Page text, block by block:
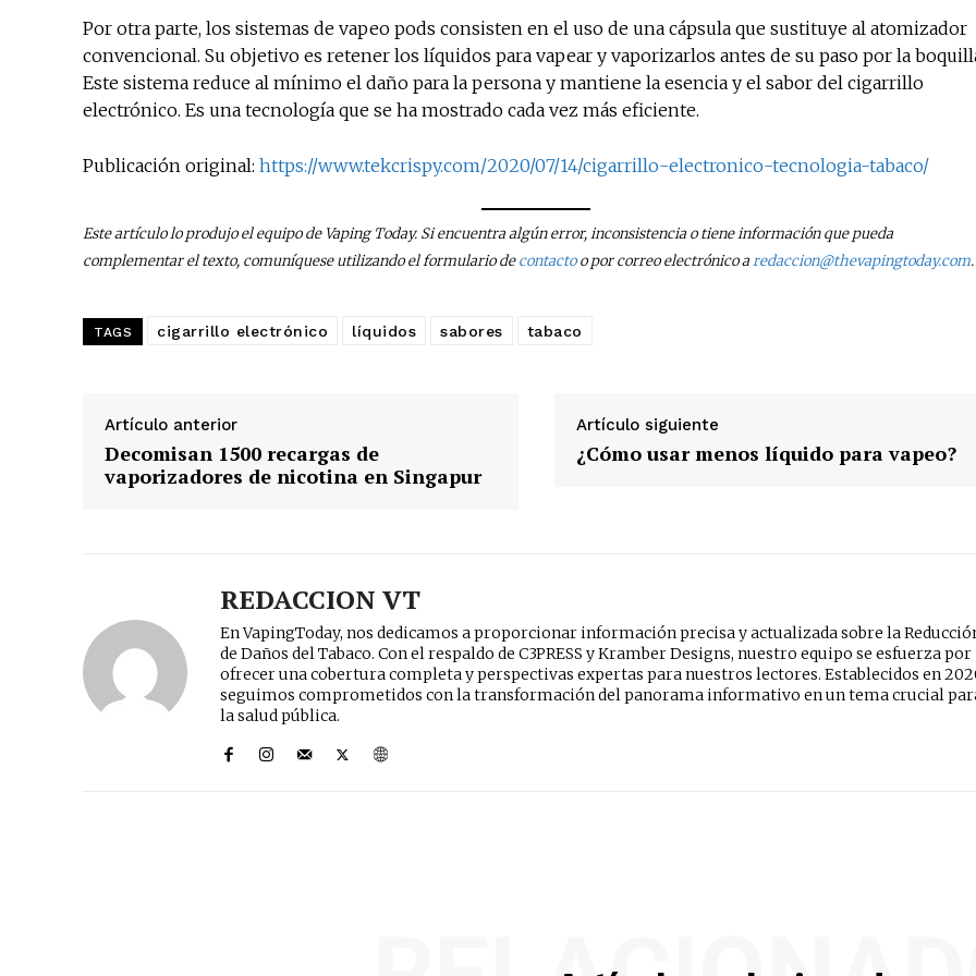
Por otra parte, los sistemas de vapeo pods consisten en el uso de una cápsula que sustituye al atomizador
convencional. Su objetivo es retener los líquidos para vapear y vaporizarlos antes de su paso por la
Este sistema reduce al mínimo el daño para la persona y mantiene la esencia y el sabor del cigarrillo
electrónico. Es una tecnología que se ha mostrado cada vez más eficiente.
Publicación original: https://www.tekcrispy.com/2020/07/14/cigarrillo-electronico-tecnologia-tabaco/
Este artículo lo produjo el equipo de Vaping Today. Si encuentra algún error, inconsistencia o tiene información que pueda
complementar el texto, comuníquese utilizando el formulario decontactoo por correo electrónico aredaccion@thevapingtoday.com.
TAGS cigarrillo electrónico líquidos sabores tabaco
Artículo anterior
Decomisan 1500 recargas de
vaporizadores de nicotina en Singapur
Artículo siguiente
¿Cómo usar menos líquido para vapeo?
REDACCION VT
En VapingToday, nos dedicamos a proporcionar información precisa y actualizada sobre la
de Daños del Tabaco. Con el respaldo de C3PRESS y Kramber Designs, nuestro equipo se esfuerza por
ofrecer una cobertura completa y perspectivas expertas para nuestros lectores. Establecidos en
seguimos comprometidos con la transformación del panorama informativo en un tema crucial
la salud pública.